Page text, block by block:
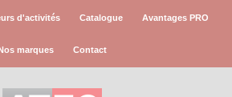
d'activités Catalogue Avantages PRO
marques Contact